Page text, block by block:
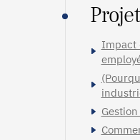
Impact